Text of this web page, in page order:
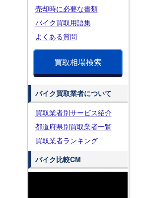
売却時に必要な書類
バイク買取用語集
よくある質問
買取相場検索
バイク買取業者について
買取業者別サービス紹介
都道府県別買取業者一覧
買取業者ランキング
バイク比較CM